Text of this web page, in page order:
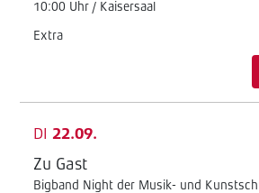
10:00 Uhr / Kaisersaal
Extra
DI 22.09.
Zu Gast
Bigband Night der Musik- und